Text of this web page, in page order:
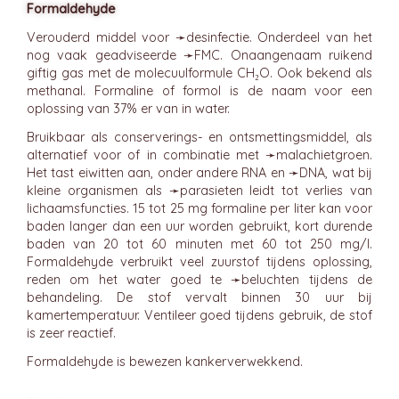
Formaldehyde
Verouderd middel voor ➛desinfectie. Onderdeel van het
nog vaak geadviseerde ➛FMC. Onaangenaam ruikend
giftig gas met de molecuulformule CH₂O. Ook bekend als
methanal. Formaline of formol is de naam voor een
oplossing van 37% er van in water.
Bruikbaar als conserverings- en ontsmettingsmiddel, als
alternatief voor of in combinatie met ➛malachietgroen.
Het tast eiwitten aan, onder andere RNA en ➛DNA, wat bij
kleine organismen als ➛parasieten leidt tot verlies van
lichaamsfuncties. 15 tot 25 mg formaline per liter kan voor
baden langer dan een uur worden gebruikt, kort durende
baden van 20 tot 60 minuten met 60 tot 250 mg/l.
Formaldehyde verbruikt veel zuurstof tijdens oplossing,
reden om het water goed te ➛beluchten tijdens de
behandeling. De stof vervalt binnen 30 uur bij
kamertemperatuur. Ventileer goed tijdens gebruik, de stof
is zeer reactief.
Formaldehyde is bewezen kankerverwekkend.